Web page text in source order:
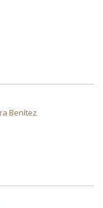
Benítez